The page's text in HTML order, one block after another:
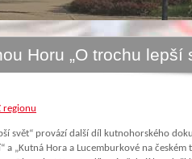
Horu „O trochu lepší
regionu
svět“ provází další díl kutnohorského
a „Kutná Hora a Lucemburkové na